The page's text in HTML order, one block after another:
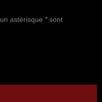
astérisque *sont